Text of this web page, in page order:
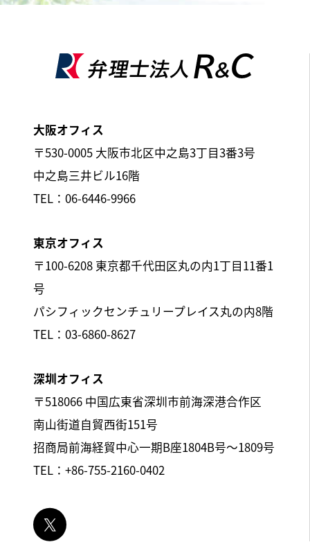
大阪オフィス
〒530-0005 大阪市北区中之島3丁目3番3号
中之島三井ビル16階
TEL：06-6446-9966
東京オフィス
〒100-6208 東京都千代田区丸の内1丁目11番1
号
パシフィックセンチュリープレイス丸の内8階
TEL：03-6860-8627
深圳オフィス
〒518066 中国広東省深圳市前海深港合作区
南山街道自貿西街151号
招商局前海経貿中心一期B座1804B号～1809号
TEL：+86-755-2160-0402